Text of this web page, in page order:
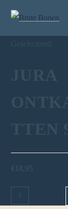
€ 18,95